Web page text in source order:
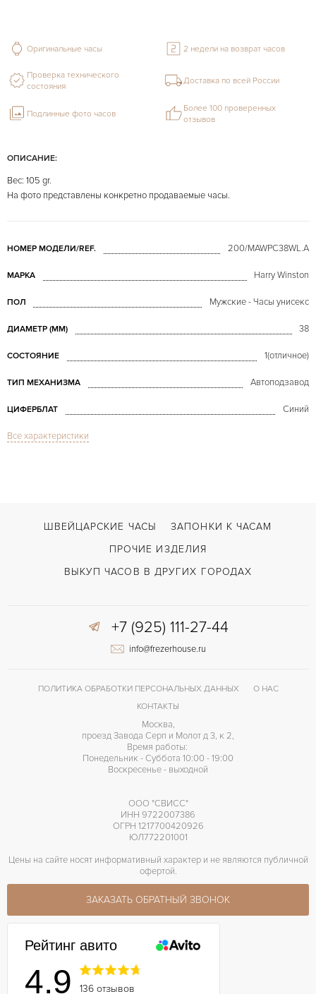
ОПИСАНИЕ:
Вес: 105 gr.
На фото представлены конкретно продаваемые часы.
НОМЕР МОДЕЛИ/REF. 200/MAWPC38WL.A
МАРКА Harry Winston
ПОЛ Мужские - Часы унисекс
ДИАМЕТР (MM) 38
СОСТОЯНИЕ 1(отличное)
ТИП МЕХАНИЗМА Автоподзавод
ЦИФЕРБЛАТ Синий
СТЕКЛО
ВОЗМОЖНОСТИ ДОСТАВКИ С документами, С футляром
Двойной сложности застежка
Все характеристики
Оригинальные часы 2 недели на возврат часов
Проверка технического
состояния
Доставка по всей России
Подлинные фото часов
Более 100 проверенных
отзывов
ШВЕЙЦАРСКИЕ ЧАСЫ
ЗАПОНКИ К ЧАСАМ
ПРОЧИЕ ИЗДЕЛИЯ
ВЫКУП ЧАСОВ В ДРУГИХ ГОРОДАХ
+7 (925) 111-27-44
info@frezerhouse.ru
ПОЛИТИКА ОБРАБОТКИ ПЕРСОНАЛЬНЫХ ДАННЫХ
О НАС
КОНТАКТЫ
Москва,
проезд Завода Серп и Молот д 3, к 2,
Время работы:
Понедельник - Суббота 10:00 - 19:00
Воскресенье - выходной
ООО "СВИСС"
ИНН 9722007386
ОГРН 1217700420926
ЮЛ772201001
Цены на сайте носят информативный характер и не являются публичной
офертой.
ЗАКАЗАТЬ ОБРАТНЫЙ ЗВОНОК
Рейтинг авито
4.9 136 отзывов